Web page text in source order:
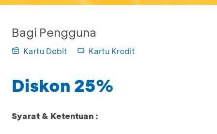
Bagi Pengguna
Kartu Debit Kartu Kredit
Diskon 25%
Syarat & Ketentuan :